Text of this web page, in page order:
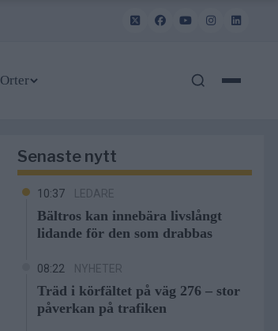
Orter
Senaste nytt
10:37 LEDARE
Bältros kan innebära livslångt
lidande för den som drabbas
08:22 NYHETER
Träd i körfältet på väg 276 – stor
påverkan på trafiken